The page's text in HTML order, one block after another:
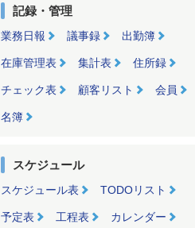
記録・管理
業務日報 議事録 出勤簿
在庫管理表 集計表 住所録
チェック表 顧客リスト 会員
名簿
スケジュール
スケジュール表 TODOリスト
予定表 工程表 カレンダー